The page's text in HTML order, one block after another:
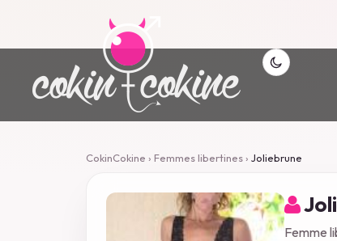
CokinCokine › Femmes libertines› Joliebrune
Femme